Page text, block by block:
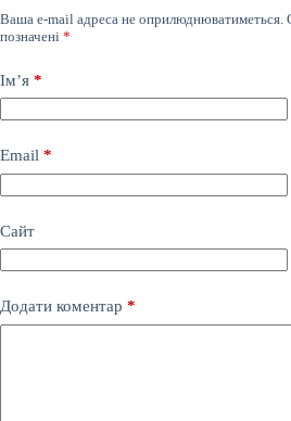
Ваша e-mail адреса не оприлюднюватиметься.
позначені *
Ім’я *
Email *
Сайт
Додати коментар *